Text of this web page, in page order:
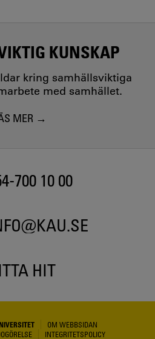
KUNSKAP
kring samhällsviktiga
med samhället.
MER
700 10 00
HIT
OM WEBBSIDAN
INTEGRITETSPOLICY